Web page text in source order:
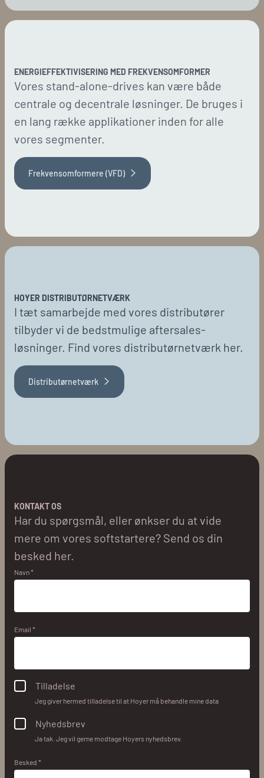
ENERGIEFFEKTIVISERING MED FREKVENSOMFORMER
Vores stand-alone-drives kan være både
centrale og decentrale løsninger. De bruges i
en lang række applikationer inden for alle
vores segmenter.
Frekvensomformere (VFD)
HOYER DISTRIBUTØRNETVÆRK
I tæt samarbejde med vores distributører
tilbyder vi de bedstmulige aftersales-
løsninger. Find vores distributørnetværk her.
Distributørnetværk
KONTAKT OS
Har du spørgsmål, eller ønkser du at vide
mere om vores softstartere? Send os din
besked her.
Navn *
Email *
Tilladelse
Jeg giver hermed tilladelse til at Hoyer må behandle mine data
Nyhedsbrev
Ja tak. Jeg vil gerne modtage Hoyers nyhedsbrev.
Besked *